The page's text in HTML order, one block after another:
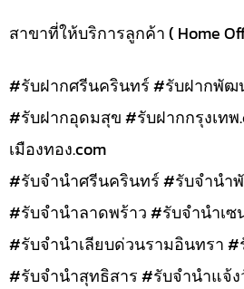
สาขาที่ให้บริการลูกค้า ( Home
#รับฝากศรีนครินทร์ #รับฝากพัฒ
#รับฝากอุดมสุข #รับฝากกรุงเทพ
เมืองทอง.com
#รับจำนำศรีนครินทร์ #รับจำนำ
#รับจำนำลาดพร้าว #รับจำนำเ
#รับจำนำเลียบด่วนรามอินทรา
#รับจำนำสุทธิสาร #รับจำนำแจ้